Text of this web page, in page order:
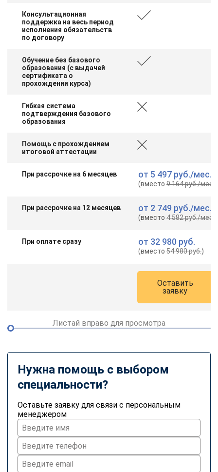
Консультационная
поддержка на весь период
исполнения обязательств
по договору
Обучение без базового
образования (с выдачей
сертификата о
прохождении курса)
Гибкая система
подтверждения базового
образования
Помощь с прохождением
итоговой аттестации
При рассрочке на 6 месяцев от 5 497 руб./мес.
(вместо9 164 руб./мес.
При рассрочке на 12 месяцев от 2 749 руб./мес.
(вместо4 582 руб./мес.
При оплате сразу от 32 980 руб.
(вместо54 980 руб.)
Оставить
заявку
Листай вправо для просмотра
Нужна помощь с выбором
специальности?
Оставьте заявку для связи с персональным
менеджером